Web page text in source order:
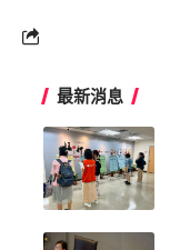
最新消息